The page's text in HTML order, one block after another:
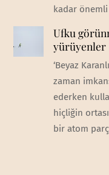
kadar
Ufku
yürüyenler
‘Beyaz
zaman
ederken
hiçliğin
bir atom